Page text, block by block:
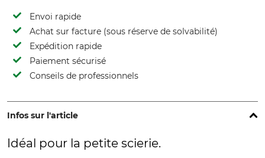
Envoi rapide
Achat sur facture (sous réserve de solvabilité)
Expédition rapide
Paiement sécurisé
Conseils de professionnels
Infos sur l'article
Idéal pour la petite scierie.